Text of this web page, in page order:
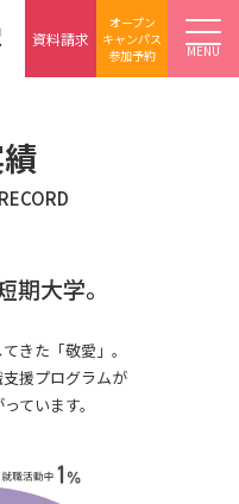
MENU
資料請求
オープン
キャンパス
参加予約
期大学。
きた「敬愛」。
援プログラムが
ています。